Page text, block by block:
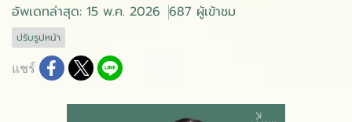
อัพเดทล่าสุด: 15 พ.ค. 2026 687 ผู้เข้าชม
ปรับรูปหน้า
แชร์